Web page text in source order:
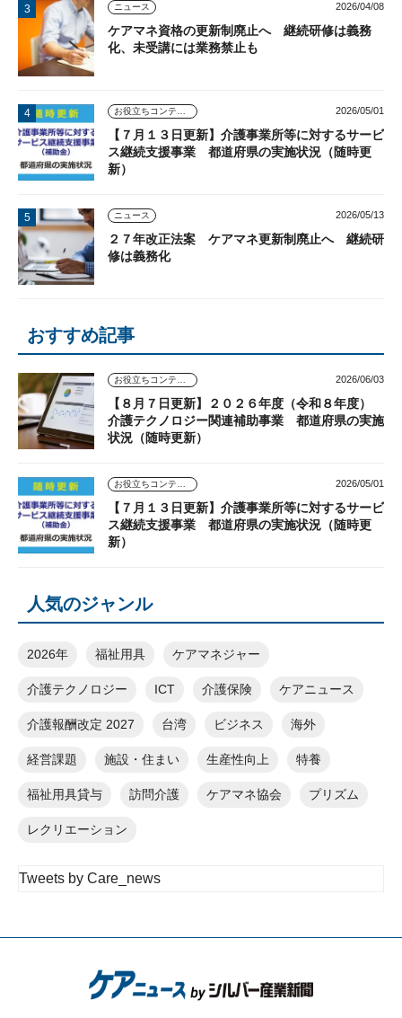
ニュース 2026/04/08
ケアマネ資格の更新制廃止へ 継続研修は義務
化、未受講には業務禁止も
お役立ちコンテンツ 2026/05/01
【７月１３日更新】介護事業所等に対するサービ
ス継続支援事業 都道府県の実施状況（随時更
新）
ニュース 2026/05/13
２７年改正法案 ケアマネ更新制廃止へ 継続研
修は義務化
おすすめ記事
お役立ちコンテンツ 2026/06/03
【８月７日更新】２０２６年度（令和８年度）
介護テクノロジー関連補助事業 都道府県の実施
状況（随時更新）
お役立ちコンテンツ 2026/05/01
【７月１３日更新】介護事業所等に対するサービ
ス継続支援事業 都道府県の実施状況（随時更
新）
人気のジャンル
2026年 福祉用具 ケアマネジャー
介護テクノロジー ICT 介護保険 ケアニュース
介護報酬改定 2027 台湾 ビジネス 海外
経営課題 施設・住まい 生産性向上 特養
福祉用具貸与 訪問介護 ケアマネ協会 プリズム
レクリエーション
Tweets by Care_news